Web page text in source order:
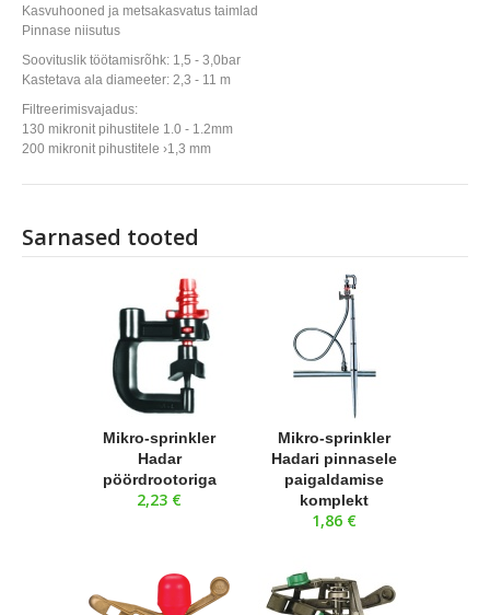
Kasvuhooned ja metsakasvatus taimlad
Pinnase niisutus
Soovituslik töötamisrõhk: 1,5 - 3,0bar
Kastetava ala diameeter: 2,3 - 11 m
Filtreerimisvajadus:
130 mikronit pihustitele 1.0 - 1.2mm
200 mikronit pihustitele ›1,3 mm
Sarnased tooted
Mikro-sprinkler
Hadar
pöördrootoriga
2,23 €
Mikro-sprinkler
Hadari pinnasele
paigaldamise
komplekt
1,86 €